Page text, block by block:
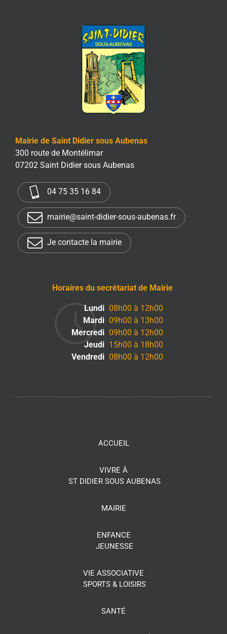
Mairie de Saint Didier sous Aubenas
300 route de Montélimar
07202 Saint Didier sous Aubenas
04 75 35 16 84
mairie@saint-didier-sous-aubenas.fr
Je contacte la mairie
Horaires du secrétariat de Mairie
Lundi 08h00 à 12h00
Mardi 09h00 à 13h00
Mercredi 09h00 à 12h00
Jeudi 15h00 à 18h00
Vendredi 08h00 à 12h00
ACCUEIL
VIVRE À
ST DIDIER SOUS AUBENAS
MAIRIE
ENFANCE
JEUNESSE
VIE ASSOCIATIVE
SPORTS & LOISIRS
SANTÉ